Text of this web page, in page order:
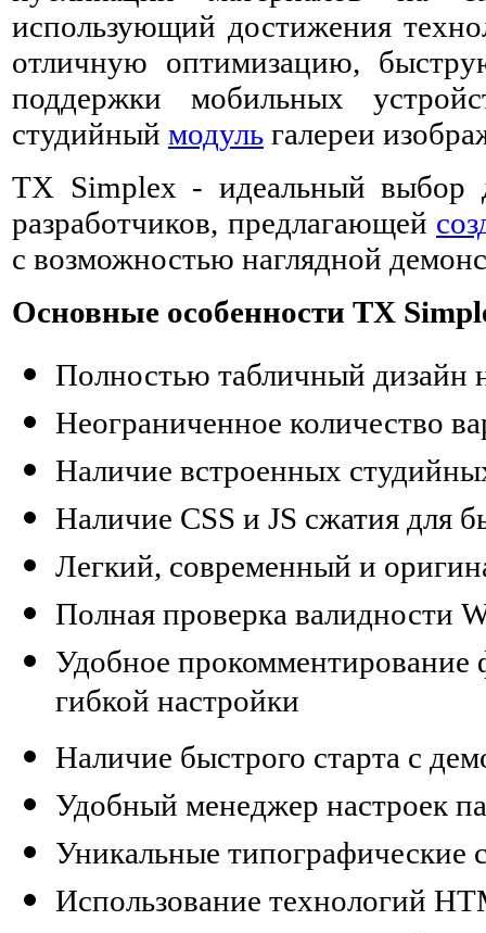
использующий достижения
отличную оптимизацию,
поддержки мобильных
студийный модуль галереи
TX Simplex - идеальный выбор
разработчиков, предлагающей
с возможностью наглядной
Основные особенности TX
Полностью табличный дизайн
Неограниченное количество
Наличие встроенных
Наличие CSS и JS сжатия для
Легкий, современный и
Полная проверка валидности
Удобное прокомментирование
гибкой настройки
Наличие быстрого старта с
Удобный менеджер настроек
Уникальные типографические
Использование технологий